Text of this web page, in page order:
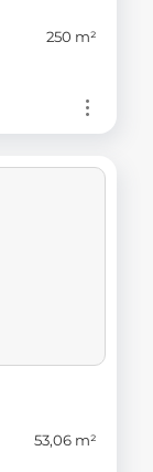
250 m²
53,06 m²